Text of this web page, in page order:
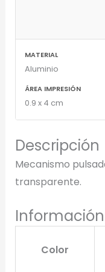
MATERIAL
Aluminio
ÁREA IMPRESIÓN
0.9 x 4 cm
Descripción
Mecanismo
transparente.
Color